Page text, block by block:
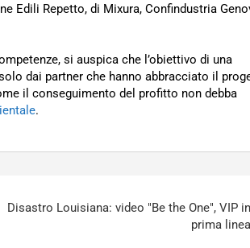
Edili Repetto, di Mixura, Confindustria
si auspica che l’obiettivo di una
dai partner che hanno abbracciato il
il conseguimento del profitto non debba
.
Disastro Louisiana: video "Be the One", VIP in
prima linea